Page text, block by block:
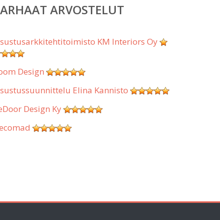
ARVOSTELUT
KM Interiors Oy
Design
Elina Kannisto
Design Ky